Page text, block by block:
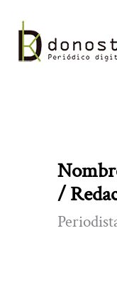
contenido
/